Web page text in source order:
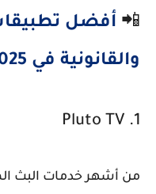
📲
والقانونية في 2025
1.
Pluto TV
من أشهر خدمات البث